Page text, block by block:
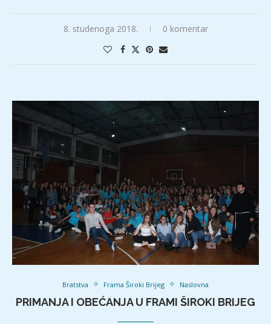
8. studenoga 2018. 0 komentar
Bratstva Frama Široki Brijeg Naslovna
PRIMANJA I OBEĆANJA U FRAMI ŠIROKI BRIJEG